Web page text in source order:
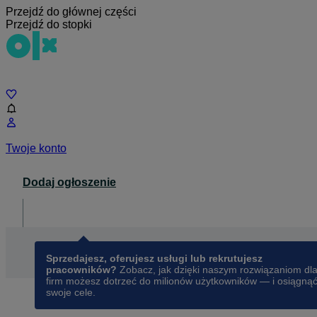
Przejdź do głównej części
Przejdź do stopki
Twoje konto
Dodaj ogłoszenie
Sprzedajesz, oferujesz usługi lub rekrutujesz
pracowników? Zobacz, jak dzięki naszym rozwiązaniom dla
firm możesz dotrzeć do milionów użytkowników — i osiągnąć
swoje cele.